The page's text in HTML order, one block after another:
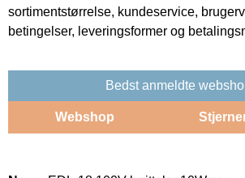
sortimentstørrelse, kundeservice,
betingelser, leveringsformer og
Bedst anmeldte
Webshop